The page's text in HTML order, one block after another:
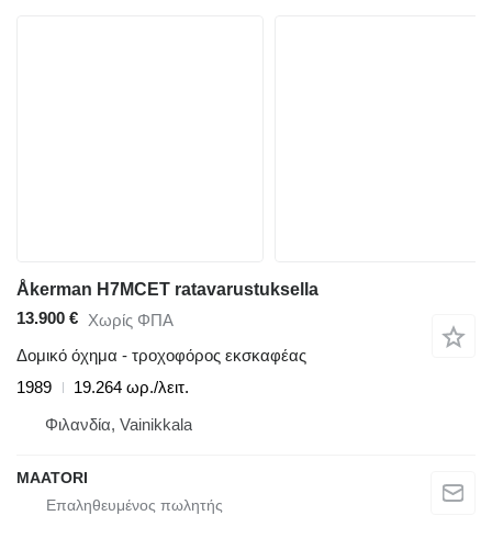
Åkerman H7MCET ratavarustuksella
13.900 € Χωρίς ΦΠΑ
Δομικό όχημα - τροχοφόρος εκσκαφέας
1989
19.264 ωρ./λειτ.
Φιλανδία, Vainikkala
MAATORI